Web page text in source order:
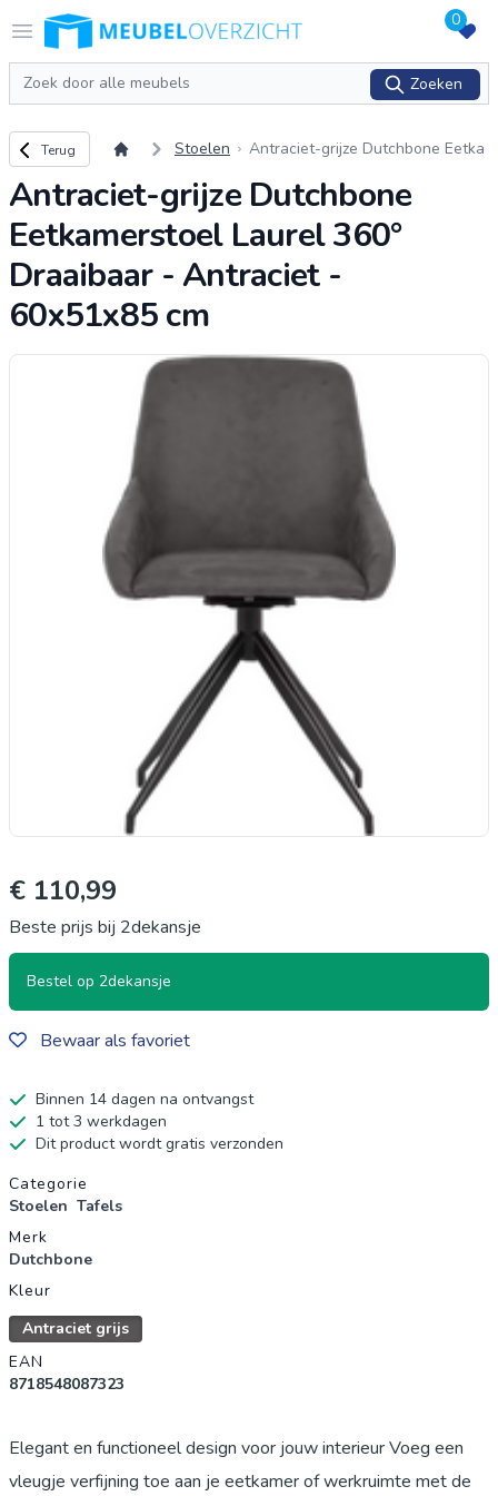
Open menu
Logo Meubeloverzicht.nl 0
Zoeken
Zoeken
Terug naar overzicht
Terug Stoelen
Antraciet-grijze Dutchbone Eetka
Antraciet - 60x51x85 cm
Antraciet-grijze Dutchbone
Eetkamerstoel Laurel 360°
Draaibaar - Antraciet -
60x51x85 cm
€ 110,99
Beste prijs bij 2dekansje
Bestel op 2dekansje
Bewaar als favoriet
Binnen 14 dagen na ontvangst
1 tot 3 werkdagen
Dit product wordt gratis verzonden
Productgegevens
Categorie
Stoelen Tafels
Merk
Dutchbone
Kleur
Antraciet grijs
EAN
8718548087323
Elegant en functioneel design voor jouw interieur Voeg een
vleugje verfijning toe aan je eetkamer of werkruimte met de